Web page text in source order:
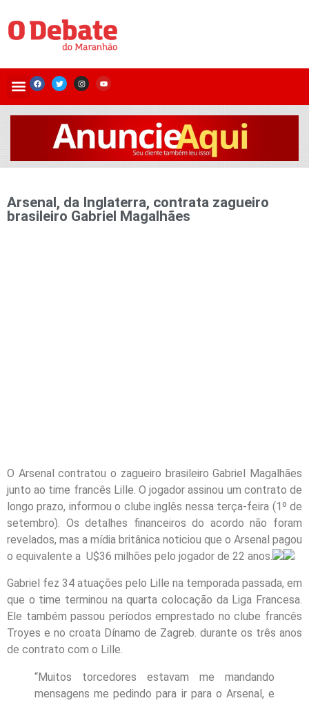
Arsenal, da Inglaterra, contrata zagueiro
brasileiro Gabriel Magalhães
O Arsenal contratou o zagueiro brasileiro Gabriel Magalhães
junto ao time francês Lille. O jogador assinou um contrato de
longo prazo, informou o clube inglês nessa terça-feira (1º de
setembro). Os detalhes financeiros do acordo não foram
revelados, mas a mídia britânica noticiou que o Arsenal pagou
o equivalente a U$36 milhões pelo jogador de 22 anos.
Gabriel fez 34 atuações pelo Lille na temporada passada, em
que o time terminou na quarta colocação da Liga Francesa.
Ele também passou períodos emprestado no clube francês
Troyes e no croata Dínamo de Zagreb. durante os três anos
de contrato com o Lille.
“Muitos torcedores estavam me mandando
mensagens me pedindo para ir para o Arsenal, e